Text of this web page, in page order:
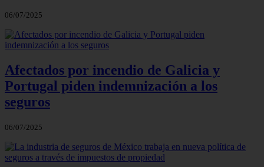
06/07/2025
Afectados por incendio de Galicia y
Portugal piden indemnización a los
seguros
06/07/2025